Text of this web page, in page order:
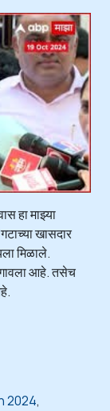
हा माझ्या
खासदार
मिळाले.
आहे. तसेच
2024